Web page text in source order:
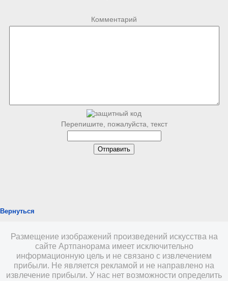
Комментарий
Перепишите, пожалуйста, текст
Вернуться
Размещение изображений произведений искусства на
сайте Артпанорама имеет исключительно
информационную цель и не связано с извлечением
прибыли. Не является рекламой и не направлено на
извлечение прибыли. У нас нет возможности определить